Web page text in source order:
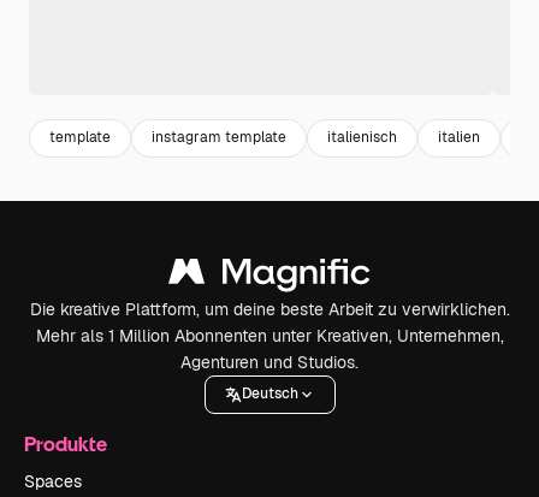
template instagram template italienisch italien
Die kreative Plattform, um deine beste Arbeit zu verwirklichen.
Mehr als 1 Million Abonnenten unter Kreativen, Unternehmen,
Agenturen und Studios.
Deutsch
Produkte
Spaces